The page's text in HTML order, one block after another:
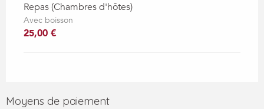
Repas (Chambres d'hôtes)
Avec boisson
25,00 €
Moyens de paiement